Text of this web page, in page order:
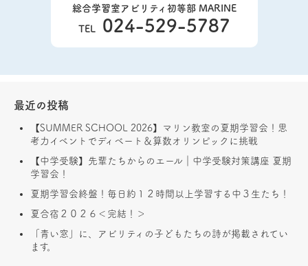
総合学習室アビリティ初等部 MARINE
TEL 024-529-5787
最近の投稿
【SUMMER SCHOOL 2026】マリン教室の夏期学習会！思
考力イベントでディベート＆算数オリンピックに挑戦
【中学受験】先輩たちからのエール｜中学受験対策講座 夏期
学習会！
夏期学習会終盤！毎日約１２時間以上学習する中３生たち！
夏合宿２０２６＜完結！＞
「青い窓」に、アビリティの子どもたちの詩が掲載されてい
ます。